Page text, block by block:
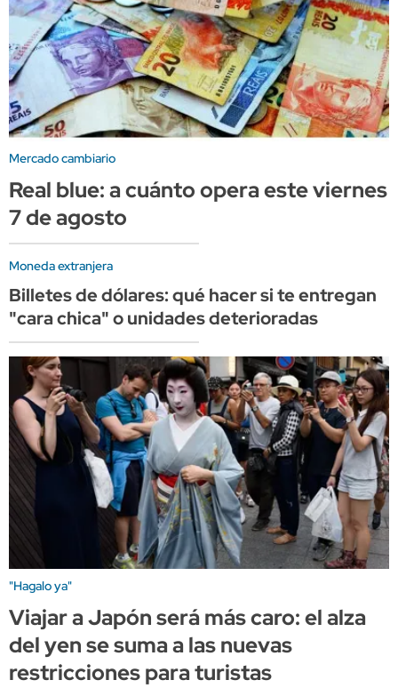
Mercado cambiario
Real blue: a cuánto opera este viernes
7 de agosto
Moneda extranjera
Billetes de dólares: qué hacer si te entregan
"cara chica" o unidades deterioradas
"Hagalo ya"
Viajar a Japón será más caro: el alza
del yen se suma a las nuevas
restricciones para turistas